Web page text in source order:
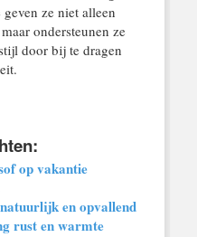
ze niet alleen
ondersteunen ze
door bij te dragen
op vakantie
en opvallend
rust en warmte